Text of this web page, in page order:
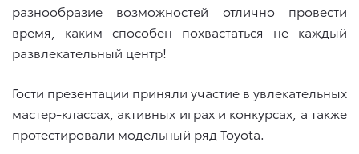
разнообразие возможностей отлично провести
время, каким способен похвастаться не каждый
развлекательный центр!
Гости презентации приняли участие в увлекательных
мастер-классах, активных играх и конкурсах, а также
протестировали модельный ряд Toyota.